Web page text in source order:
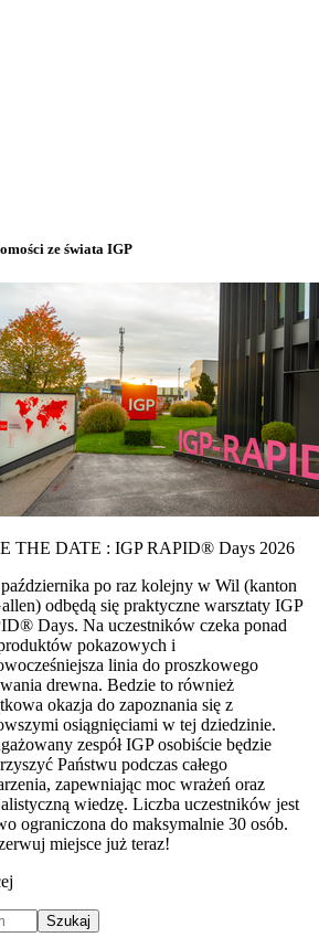
ze świata IGP
THE DATE : IGP RAPID® Days 2026
po raz kolejny w Wil (kanton
odbędą się praktyczne warsztaty IGP
Days. Na uczestników czeka ponad
pokazowych i
linia do proszkowego
drewna. Bedzie to również
okazja do zapoznania się z
osiągnięciami w tej dziedzinie.
zespół IGP osobiście będzie
Państwu podczas całego
zapewniając moc wrażeń oraz
wiedzę. Liczba uczestników jest
ograniczona do maksymalnie 30 osób.
miejsce już teraz!
Szukaj